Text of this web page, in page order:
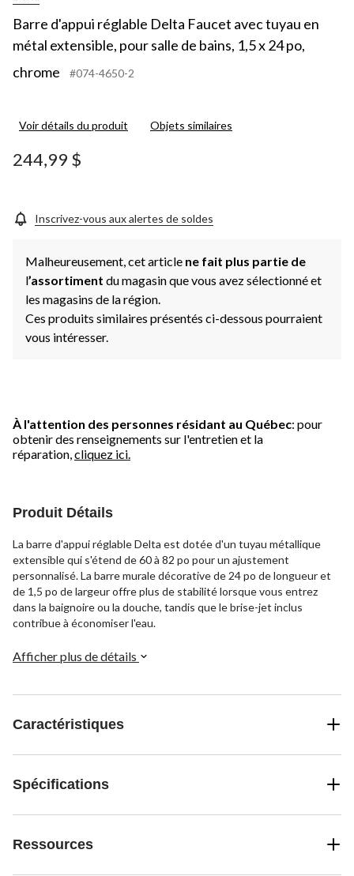
Barre d'appui réglable Delta Faucet avec tuyau en
métal extensible, pour salle de bains, 1,5 x 24 po,
chrome
#074-4650-2
Voir détails du produit Objets similaires
244,99 $
Inscrivez-vous aux alertes de soldes
Malheureusement, cet article ne fait plus partie de
l’assortiment du magasin que vous avez sélectionné et
les magasins de la région.
Ces produits similaires présentés ci-dessous pourraient
vous intéresser.
À l'attention des personnes résidant au Québec: pour
obtenir des renseignements sur l'entretien et la
réparation, cliquez ici.
Produit Détails
La barre d'appui réglable Delta est dotée d'un tuyau métallique
extensible qui s'étend de 60 à 82 po pour un ajustement
personnalisé. La barre murale décorative de 24 po de longueur et
de 1,5 po de largeur offre plus de stabilité lorsque vous entrez
dans la baignoire ou la douche, tandis que le brise-jet inclus
contribue à économiser l'eau.
Afficher plus de détails
Caractéristiques
Spécifications
Ressources